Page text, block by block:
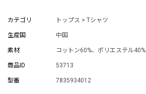
カテゴリ トップス > Tシャツ
生産国 中国
素材 コットン60%、ポリエステル40%
商品ID 53713
型番 7835934012